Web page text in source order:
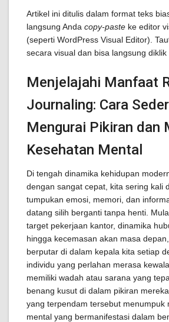
Artikel ini ditulis dalam format teks
langsung Anda copy-paste ke editor
(seperti WordPress Visual Editor).
secara visual dan bisa langsung diklik
Menjelajahi Manfaat
Journaling: Cara
Mengurai Pikiran dan
Kesehatan Mental
Di tengah dinamika kehidupan
dengan sangat cepat, kita sering kali
tumpukan emosi, memori, dan
datang silih berganti tanpa henti.
target pekerjaan kantor, dinamika
hingga kecemasan akan masa
berputar di dalam kepala kita setiap
individu yang perlahan merasa
memiliki wadah atau sarana yang
benang kusut di dalam pikiran
yang terpendam tersebut menumpuk
mental yang bermanifestasi dalam